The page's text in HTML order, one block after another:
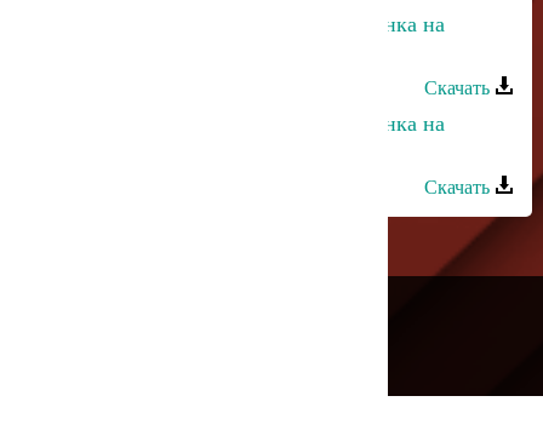
Неизвестный исполнитель - Лезгинка на
Скачать
Неизвестный исполнитель - Лезгинка на
Скачать